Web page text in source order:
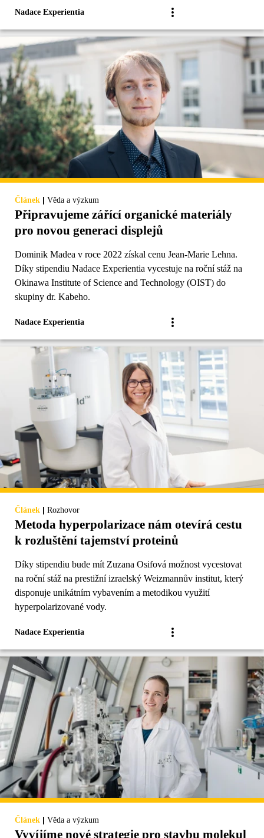
Nadace Experientia
Článek | Věda a výzkum
Připravujeme zářící organické materiály
pro novou generaci displejů
Dominik Madea v roce 2022 získal cenu Jean-Marie Lehna.
Díky stipendiu Nadace Experientia vycestuje na roční stáž na
Okinawa Institute of Science and Technology (OIST) do
skupiny dr. Kabeho.
Nadace Experientia
Článek | Rozhovor
Metoda hyperpolarizace nám otevírá cestu
k rozluštění tajemství proteinů
Díky stipendiu bude mít Zuzana Osifová možnost vycestovat
na roční stáž na prestižní izraelský Weizmannův institut, který
disponuje unikátním vybavením a metodikou využití
hyperpolarizované vody.
Nadace Experientia
Článek | Věda a výzkum
Vyvíjíme nové strategie pro stavbu molekul